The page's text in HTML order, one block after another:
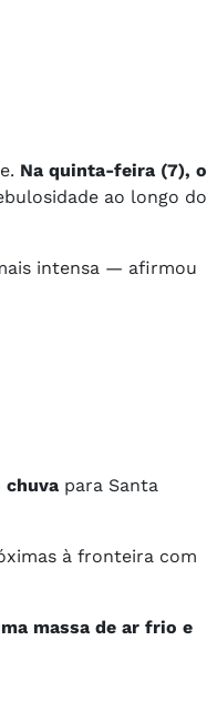
Na quinta-feira (7), o
ao longo do
intensa — afirmou
chuva para Santa
à fronteira com
massa de ar frio e